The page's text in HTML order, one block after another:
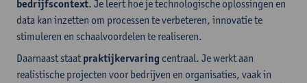
bedrijfscontext. Je leert hoe je technologische oplossingen en
data kan inzetten om processen te verbeteren, innovatie te
stimuleren en schaalvoordelen te realiseren.
Daarnaast staat praktijkervaring centraal. Je werkt aan
realistische projecten voor bedrijven en organisaties, vaak in